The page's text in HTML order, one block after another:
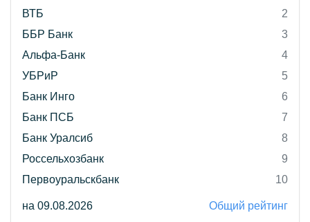
ВТБ
2
ББР Банк
3
Альфа-Банк
4
УБРиР
5
Банк Инго
6
Банк ПСБ
7
Банк Уралсиб
8
Россельхозбанк
9
Первоуральскбанк
10
на 09.08.2026 Общий рейтинг